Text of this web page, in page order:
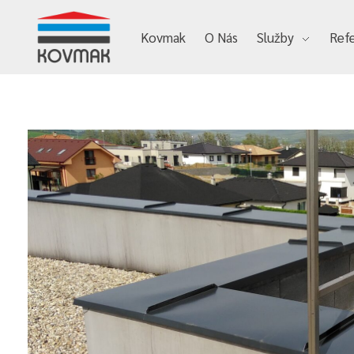
Kovmak O Nás Služby